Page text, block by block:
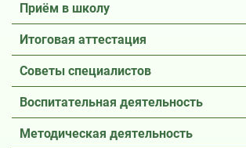
Приём в школу
Итоговая аттестация
Советы специалистов
Воспитательная деятельность
Методическая деятельность